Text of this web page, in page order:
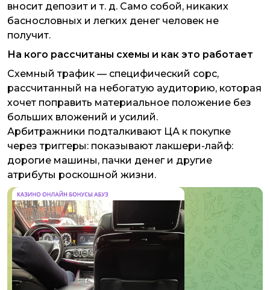
вносит депозит и т. д. Само собой, никаких
баснословных и легких денег человек не
получит.
На кого рассчитаны схемы и как это работает
Схемный трафик — специфический сорс,
рассчитанный на небогатую аудиторию, которая
хочет поправить материальное положение без
больших вложений и усилий.
Арбитражники подталкивают ЦА к покупке
через триггеры: показывают лакшери-лайф:
дорогие машины, пачки денег и другие
атрибуты роскошной жизни.